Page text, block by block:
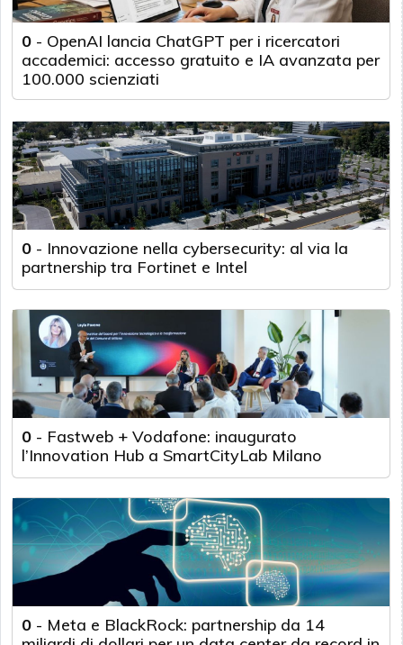
0 - OpenAI lancia ChatGPT per i ricercatori
accademici: accesso gratuito e IA avanzata per
100.000 scienziati
0 - Innovazione nella cybersecurity: al via la
partnership tra Fortinet e Intel
0 - Fastweb + Vodafone: inaugurato
l’Innovation Hub a SmartCityLab Milano
0 - Meta e BlackRock: partnership da 14